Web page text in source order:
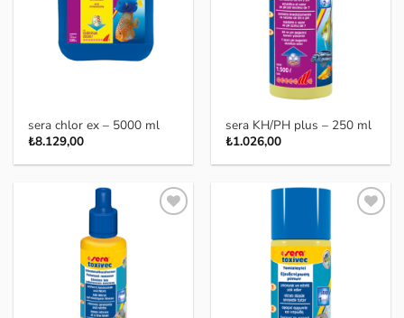
sera chlor ex – 5000 ml
₺8.129,00
sera KH/PH plus – 250 ml
₺1.026,00